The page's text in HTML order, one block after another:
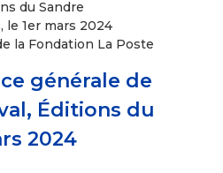
générale de
Éditions du
2024
du Sandre
le 1er mars 2024
la Fondation La Poste